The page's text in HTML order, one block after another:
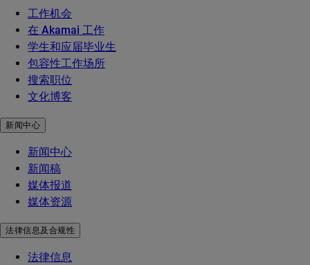
工作机会
在 Akamai 工作
学生和应届毕业生
包容性工作场所
搜索职位
文化博客
新闻中心
新闻中心
新闻稿
媒体报道
媒体资源
法律信息及合规性
法律信息